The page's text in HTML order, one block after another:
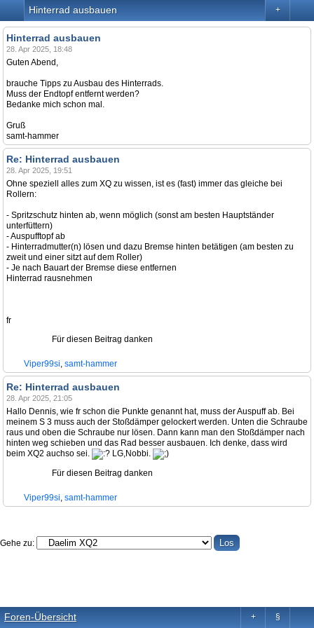
+
Hinterrad ausbauen
Hinterrad ausbauen
28. Apr 2025, 18:48
Guten Abend,
brauche Tipps zu Ausbau des Hinterrads.
Muss der Endtopf entfernt werden?
Bedanke mich schon mal.
Gruß
samt-hammer
Re: Hinterrad ausbauen
28. Apr 2025, 19:51
Ohne speziell alles zum XQ zu wissen, ist es (fast) immer das gleiche bei
Rollern:
- Spritzschutz hinten ab, wenn möglich (sonst am besten Hauptständer
unterfüttern)
- Auspufftopf ab
- Hinterradmutter(n) lösen und dazu Bremse hinten betätigen (am besten zu
zweit und einer sitzt auf dem Roller)
- Je nach Bauart der Bremse diese entfernen
Hinterrad rausnehmen
fr
Für diesen Beitrag danken
Viper99si, samt-hammer
Re: Hinterrad ausbauen
28. Apr 2025, 21:05
Hallo Dennis, wie fr schon die Punkte genannt hat, muss der Auspuff ab. Bei
meinem S 3 muss auch der Stoßdämper gelockert werden. Unten die Schraube
raus und oben die Schraube nur lösen. Dann kann man den Stoßdämper nach
hinten weg schieben und das Rad besser ausbauen. Ich denke, dass wird
beim XQ2 auchso sei.
LG,Nobbi.
Für diesen Beitrag danken
Viper99si, samt-hammer
Gehe zu:
Foren-Übersicht §
+